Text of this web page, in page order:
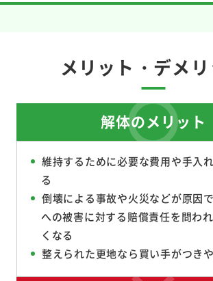
メリット・デメリ
解体のメリット
維持するために必要な費用や手入
る
倒壊による事故や火災などが原因
への被害に対する賠償責任を問わ
くなる
整えられた更地なら買い手がつき